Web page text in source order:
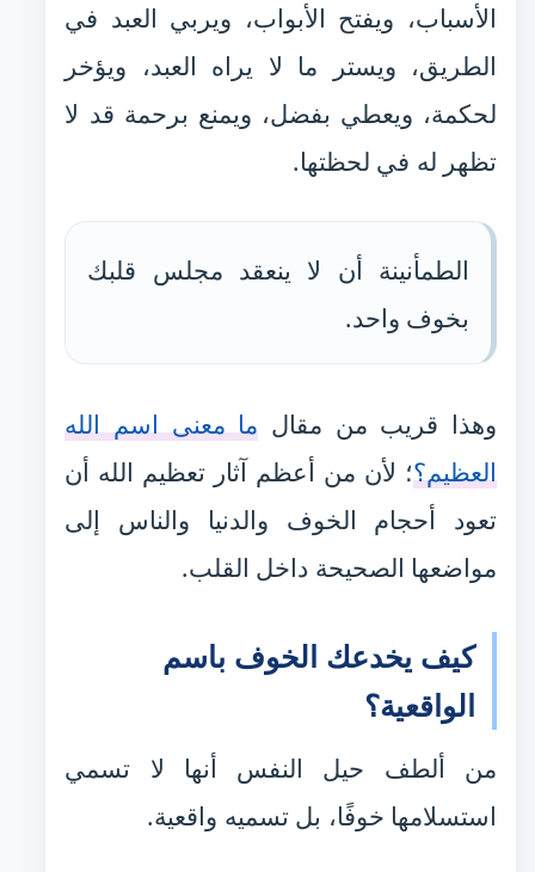
الأسباب، ويفتح الأبواب، ويربي العبد في
الطريق، ويستر ما لا يراه العبد، ويؤخر
لحكمة، ويعطي بفضل، ويمنع برحمة قد لا
تظهر له في لحظتها.
الطمأنينة أن لا ينعقد مجلس قلبك
بخوف واحد.
وهذا قريب من مقال ما معنى اسم الله
العظيم؟؛ لأن من أعظم آثار تعظيم الله أن
تعود أحجام الخوف والدنيا والناس إلى
مواضعها الصحيحة داخل القلب.
كيف يخدعك الخوف باسم
الواقعية؟
من ألطف حيل النفس أنها لا تسمي
استسلامها خوفًا، بل تسميه واقعية.